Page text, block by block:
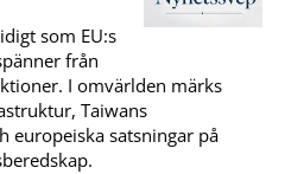
som EU:s
från
I omvärlden märks
Taiwans
europeiska satsningar på